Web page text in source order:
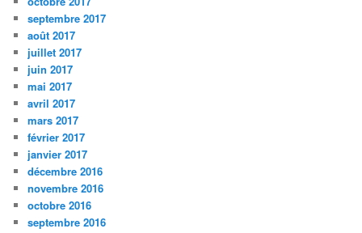
septembre 2017
août 2017
juillet 2017
juin 2017
mai 2017
avril 2017
mars 2017
février 2017
janvier 2017
décembre 2016
novembre 2016
octobre 2016
septembre 2016